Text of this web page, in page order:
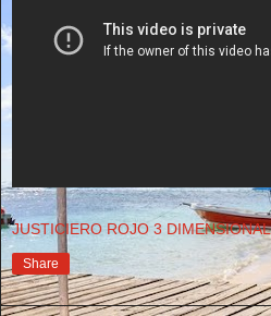
JUSTICIERO ROJO 3 DIMENSIONAL
Share